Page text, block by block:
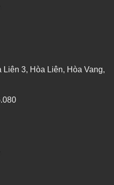
Liên 3, Hòa Liên, Hòa Vang,